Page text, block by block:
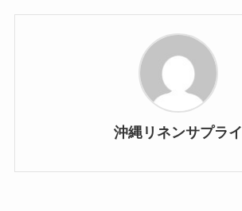
沖縄リネンサプライ